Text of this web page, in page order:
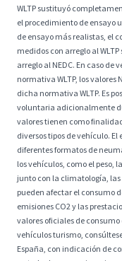
WLTP sustituyó
el procedimiento de ensayo
de ensayo más realistas, el
medidos con arreglo al
arreglo al NEDC. En caso
normativa WLTP, los
dicha normativa WLTP. Es
voluntaria adicionalmente
valores tienen como
diversos tipos de vehículo.
diferentes formatos de
los vehículos, como el peso,
junto con la climatología,
pueden afectar el consumo
emisiones CO2 y las
valores oficiales de
vehículos turismo,
España, con indicación de